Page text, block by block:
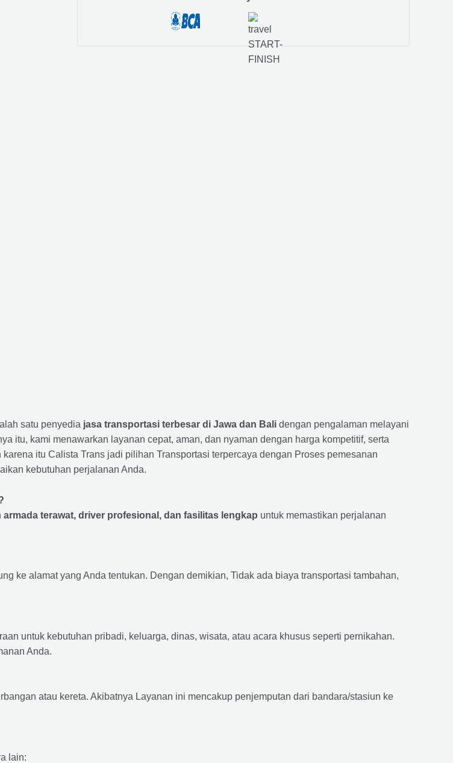
satu penyedia jasa transportasi terbesar di Jawa dan Bali dengan pengalaman melayani
itu, kami menawarkan layanan cepat, aman, dan nyaman dengan harga kompetitif, serta
karena itu Calista Trans jadi pilihan Transportasi terpercaya dengan Proses pemesanan
kebutuhan perjalanan Anda.
armada terawat, driver profesional, dan fasilitas lengkap untuk memastikan perjalanan
ke alamat yang Anda tentukan. Dengan demikian, Tidak ada biaya transportasi tambahan,
untuk kebutuhan pribadi, keluarga, dinas, wisata, atau acara khusus seperti pernikahan.
Anda.
atau kereta. Akibatnya Layanan ini mencakup penjemputan dari bandara/stasiun ke
lain: